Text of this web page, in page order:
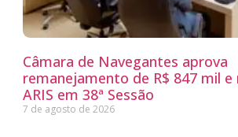
Câmara de Navegantes aprova
remanejamento de R$ 847 mil e
ARIS em 38ª Sessão
7 de agosto de 2026